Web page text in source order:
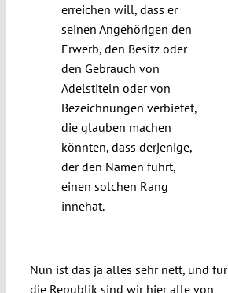
erreichen will, dass er
seinen Angehörigen den
Erwerb, den Besitz oder
den Gebrauch von
Adelstiteln oder von
Bezeichnungen verbietet,
die glauben machen
könnten, dass derjenige,
der den Namen führt,
einen solchen Rang
innehat.
Nun ist das ja alles sehr nett, und für
die Republik sind wir hier alle von